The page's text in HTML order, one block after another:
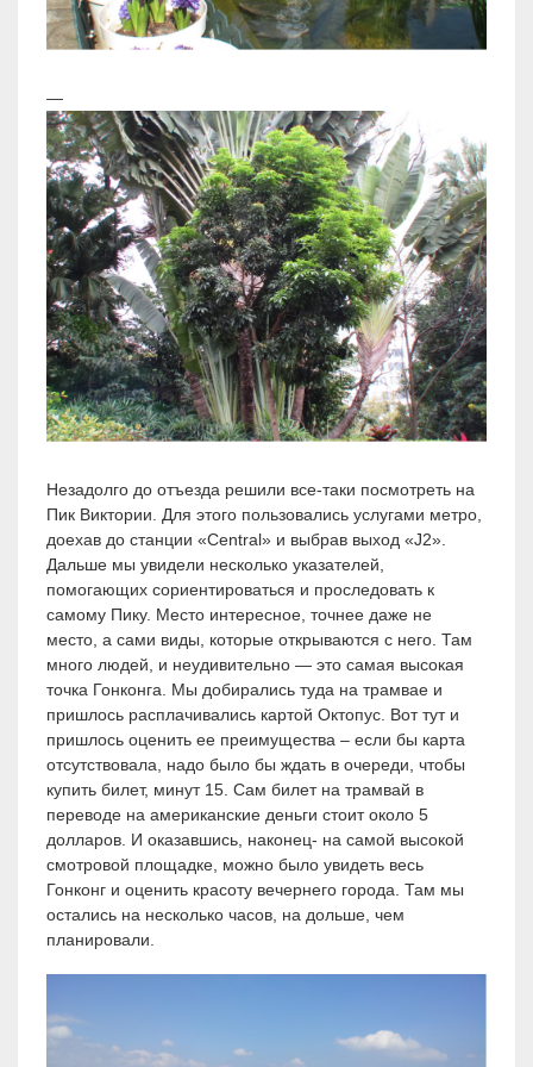
—
Незадолго до отъезда решили все-таки посмотреть на
Пик Виктории. Для этого пользовались услугами метро,
доехав до станции «Central» и выбрав выход «J2».
Дальше мы увидели несколько указателей,
помогающих сориентироваться и проследовать к
самому Пику. Место интересное, точнее даже не
место, а сами виды, которые открываются с него. Там
много людей, и неудивительно — это самая высокая
точка Гонконга. Мы добирались туда на трамвае и
пришлось расплачивались картой Октопус. Вот тут и
пришлось оценить ее преимущества – если бы карта
отсутствовала, надо было бы ждать в очереди, чтобы
купить билет, минут 15. Сам билет на трамвай в
переводе на американские деньги стоит около 5
долларов. И оказавшись, наконец- на самой высокой
смотровой площадке, можно было увидеть весь
Гонконг и оценить красоту вечернего города. Там мы
остались на несколько часов, на дольше, чем
планировали.